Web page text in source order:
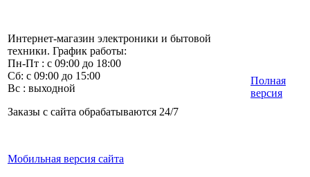
Интернет-магазин электроники и бытовой
техники. График работы:
Пн-Пт : с 09:00 до 18:00
Сб: с 09:00 до 15:00
Вс : выходной
Заказы с сайта обрабатываются 24/7
Мобильная версия сайта
Полная
версия